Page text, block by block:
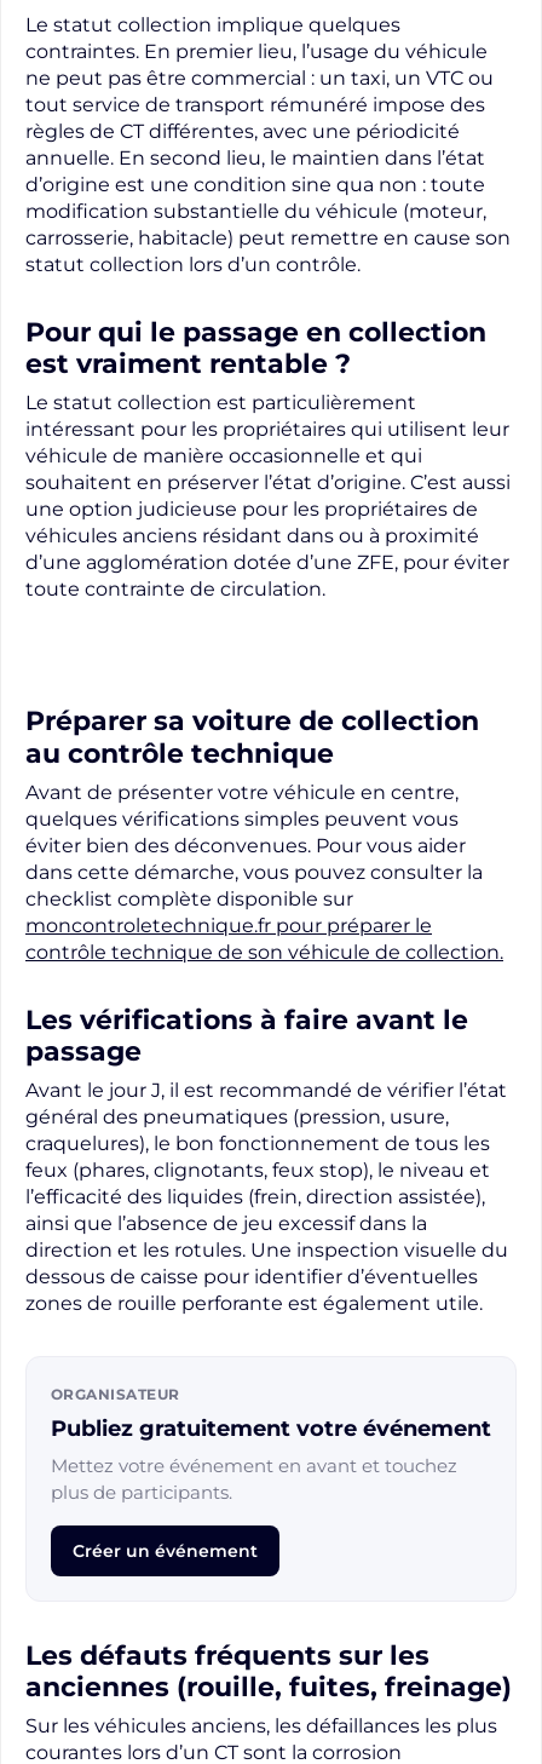
Le statut collection implique quelques
contraintes. En premier lieu, l’usage du véhicule
ne peut pas être commercial : un taxi, un VTC ou
tout service de transport rémunéré impose des
règles de CT différentes, avec une périodicité
annuelle. En second lieu, le maintien dans l’état
d’origine est une condition sine qua non : toute
modification substantielle du véhicule (moteur,
carrosserie, habitacle) peut remettre en cause son
statut collection lors d’un contrôle.
Pour qui le passage en collection
est vraiment rentable ?
Le statut collection est particulièrement
intéressant pour les propriétaires qui utilisent leur
véhicule de manière occasionnelle et qui
souhaitent en préserver l’état d’origine. C’est aussi
une option judicieuse pour les propriétaires de
véhicules anciens résidant dans ou à proximité
d’une agglomération dotée d’une ZFE, pour éviter
toute contrainte de circulation.
Préparer sa voiture de collection
au contrôle technique
Avant de présenter votre véhicule en centre,
quelques vérifications simples peuvent vous
éviter bien des déconvenues. Pour vous aider
dans cette démarche, vous pouvez consulter la
checklist complète disponible sur
moncontroletechnique.fr pour préparer le
contrôle technique de son véhicule de collection.
Les vérifications à faire avant le
passage
Avant le jour J, il est recommandé de vérifier l’état
général des pneumatiques (pression, usure,
craquelures), le bon fonctionnement de tous les
feux (phares, clignotants, feux stop), le niveau et
l’efficacité des liquides (frein, direction assistée),
ainsi que l’absence de jeu excessif dans la
direction et les rotules. Une inspection visuelle du
dessous de caisse pour identifier d’éventuelles
zones de rouille perforante est également utile.
ORGANISATEUR
Publiez gratuitement votre événement
Mettez votre événement en avant et touchez
plus de participants.
Créer un événement
Les défauts fréquents sur les
anciennes (rouille, fuites, freinage)
Sur les véhicules anciens, les défaillances les plus
courantes lors d’un CT sont la corrosion